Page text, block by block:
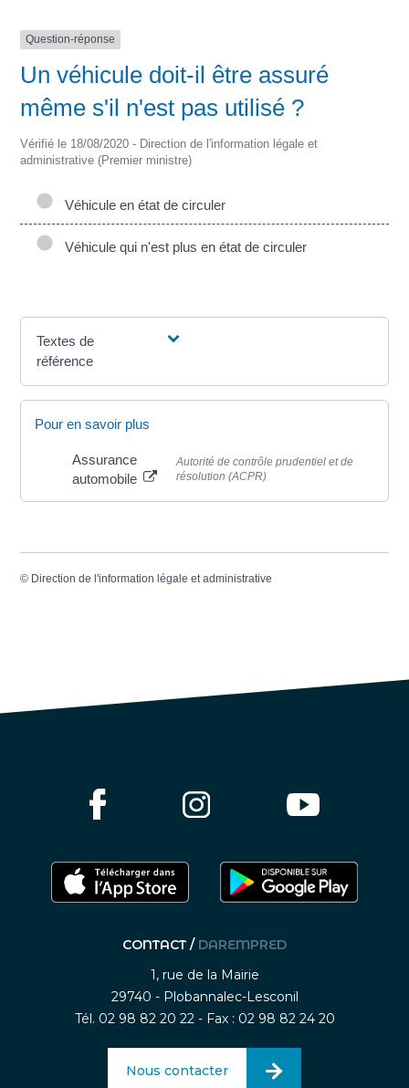
Question-réponse
Un véhicule doit-il être assuré
même s'il n'est pas utilisé ?
Vérifié le 18/08/2020 - Direction de l'information légale et
administrative (Premier ministre)
Véhicule en état de circuler
Véhicule qui n'est plus en état de circuler
Textes de
référence
Pour en savoir plus
Assurance
automobile
Autorité de contrôle prudentiel et de
résolution (ACPR)
© Direction de l'information légale et administrative
CONTACT / DAREMPRED
1, rue de la Mairie
29740 - Plobannalec-Lesconil
Tél. 02 98 82 20 22 - Fax : 02 98 82 24 20
Nous contacter